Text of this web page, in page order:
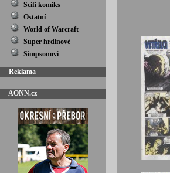
Scifi komiks
Ostatní
World of Warcraft
Super hrdinové
Simpsonovi
Reklama
AONN.cz